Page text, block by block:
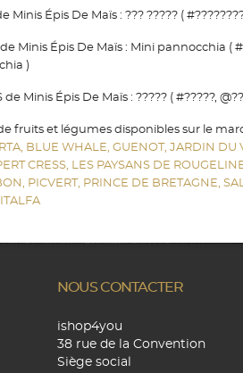
Minis Épis De Maïs : ??? ????? (
Minis Épis De Maïs : Mini pannocchia (
)
Minis Épis De Maïs : ????? ( #?????,
fruits et légumes disponibles sur le
BLUE WHALE, GUENOT, JARDIN DU
CRESS, LES PAYSANS DE
PICVERT, PRINCE DE BRETAGNE,
NOUS CONTACTER
ishop4you
38 rue de la Convention
Siège social